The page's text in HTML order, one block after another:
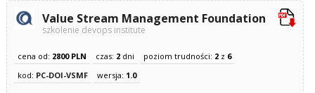
Value Stream Management Foundation
szkolenie devops institute
cena od: 2800 PLN czas: 2dni poziom trudności: 2z 6
kod: PC-DOI-VSMF wersja: 1.0